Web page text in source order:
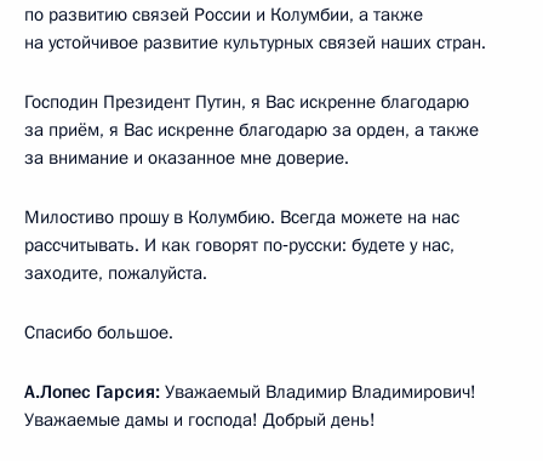
по развитию связей России и Колумбии, а также
на устойчивое развитие культурных связей наших стран.
Господин Президент Путин, я Вас искренне благодарю
за приём, я Вас искренне благодарю за орден, а также
за внимание и оказанное мне доверие.
Милостиво прошу в Колумбию. Всегда можете на нас
рассчитывать. И как говорят по‑русски: будете у нас,
заходите, пожалуйста.
Спасибо большое.
А.Лопес Гарсия: Уважаемый Владимир Владимирович!
Уважаемые дамы и господа! Добрый день!